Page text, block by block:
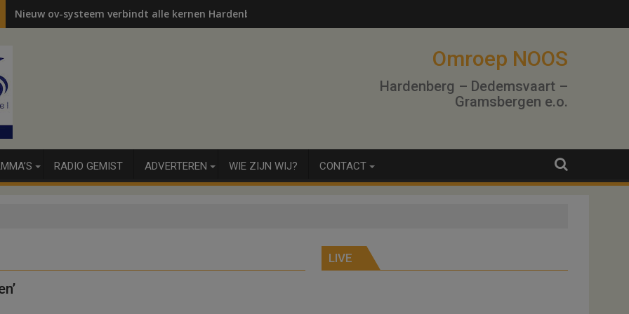
Nieuw ov-systeem verbindt alle kernen Hardenberg
Omroep NOOS
Hardenberg – Dedemsvaart –
Gramsbergen e.o.
RADIO GEMIST ADVERTEREN WIE ZIJN WIJ? CONTACT
LIVE